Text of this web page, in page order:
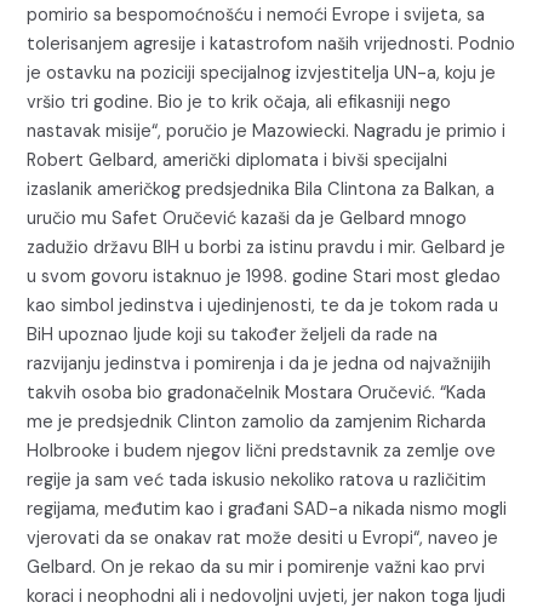
pomirio sa bespomoćnošću i nemoći Evrope i svijeta, sa
tolerisanjem agresije i katastrofom naših vrijednosti. Podnio
je ostavku na poziciji specijalnog izvjestitelja UN-a, koju je
vršio tri godine. Bio je to krik očaja, ali efikasniji nego
nastavak misije“, poručio je Mazowiecki. Nagradu je primio i
Robert Gelbard, američki diplomata i bivši specijalni
izaslanik američkog predsjednika Bila Clintona za Balkan, a
uručio mu Safet Oručević kazaši da je Gelbard mnogo
zadužio državu BIH u borbi za istinu pravdu i mir. Gelbard je
u svom govoru istaknuo je 1998. godine Stari most gledao
kao simbol jedinstva i ujedinjenosti, te da je tokom rada u
BiH upoznao ljude koji su također željeli da rade na
razvijanju jedinstva i pomirenja i da je jedna od najvažnijih
takvih osoba bio gradonačelnik Mostara Oručević. “Kada
me je predsjednik Clinton zamolio da zamjenim Richarda
Holbrooke i budem njegov lični predstavnik za zemlje ove
regije ja sam već tada iskusio nekoliko ratova u različitim
regijama, međutim kao i građani SAD-a nikada nismo mogli
vjerovati da se onakav rat može desiti u Evropi“, naveo je
Gelbard. On je rekao da su mir i pomirenje važni kao prvi
koraci i neophodni ali i nedovoljni uvjeti, jer nakon toga ljudi